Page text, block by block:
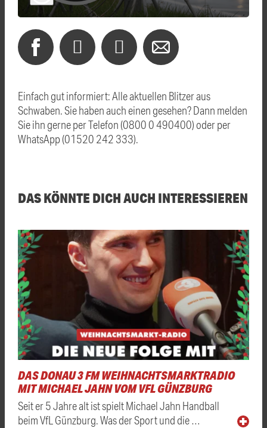
Einfach gut informiert: Alle aktuellen Blitzer aus
Schwaben. Sie haben auch einen gesehen? Dann melden
Sie ihn gerne per Telefon (0800 0 490400) oder per
WhatsApp (01520 242 333).
DAS KÖNNTE DICH AUCH INTERESSIEREN
DAS DONAU 3 FM WEIHNACHTSMARKTRADIO
MIT MICHAEL JAHN VOM VFL GÜNZBURG
Seit er 5 Jahre alt ist spielt Michael Jahn Handball
beim VfL Günzburg. Was der Sport und die …